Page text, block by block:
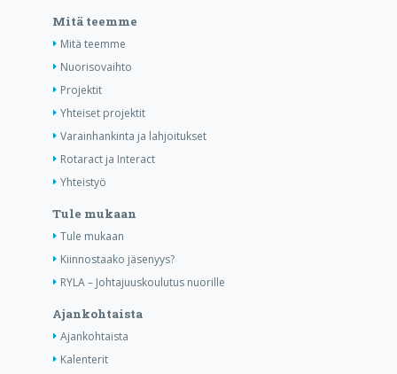
Mitä teemme
Mitä teemme
Nuorisovaihto
Projektit
Yhteiset projektit
Varainhankinta ja lahjoitukset
Rotaract ja Interact
Yhteistyö
Tule mukaan
Tule mukaan
Kiinnostaako jäsenyys?
RYLA – Johtajuuskoulutus nuorille
Ajankohtaista
Ajankohtaista
Kalenterit